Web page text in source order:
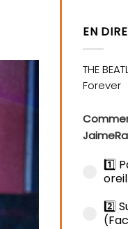
EN
1️⃣
2️⃣